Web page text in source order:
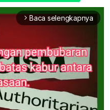
arrow_forward_ios Baca selengkapnya